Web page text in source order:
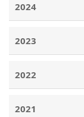
2024
2023
2022
2021